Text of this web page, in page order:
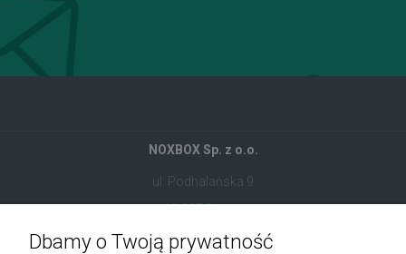
NOXBOX Sp. z o.o.
ul. Podhalańska 9
41-907 Bytom
Dbamy o Twoją prywatność